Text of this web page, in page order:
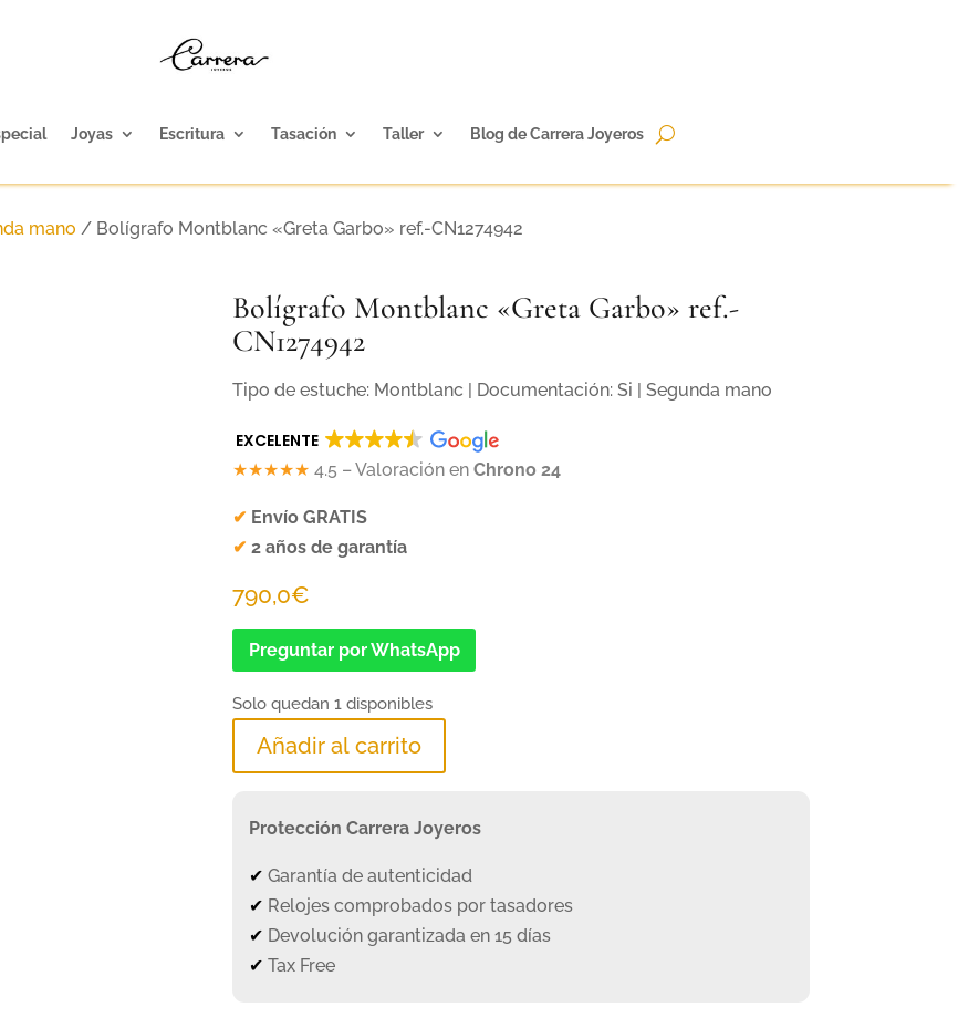
Joyas Escritura Tasación Taller Blog de Carrera Joyeros
mano / Bolígrafo Montblanc «Greta Garbo» ref.-CN1274942
Bolígrafo Montblanc «Greta Garbo» ref.-
CN1274942
Tipo de estuche: Montblanc | Documentación: Si | Segunda mano
EXCELENTE
★★★★★ 4.5 – Valoración enChrono 24
✔ Envío GRATIS
✔2 años de garantía
790,0€
Preguntar por WhatsApp
Solo quedan 1 disponibles
Añadir al carrito
Protección Carrera Joyeros
✔Garantía de autenticidad
✔ Relojes comprobados por tasadores
✔ Devolución garantizada en 15 días
✔Tax Free